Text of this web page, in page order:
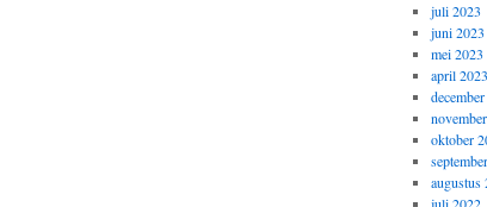
juli 2023
juni 2023
mei 2023
april 2023
oktober
augustus